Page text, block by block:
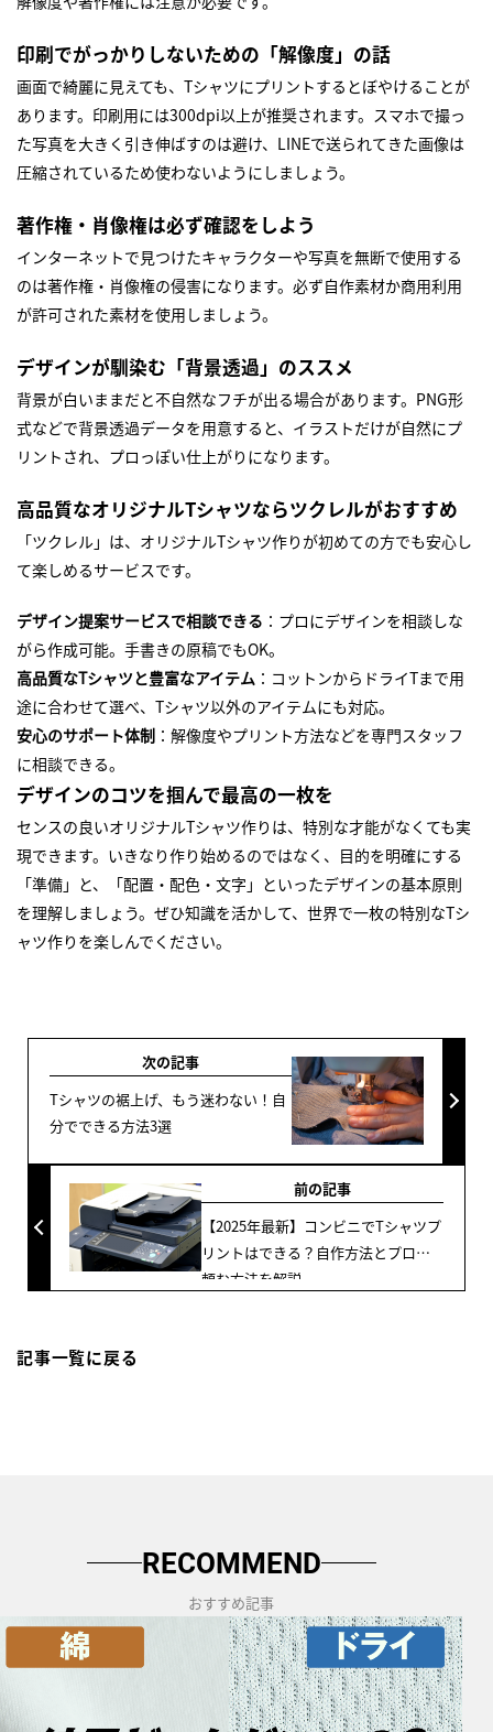
印刷でがっかりしないための「解像度」の話
画面で綺麗に見えても、Tシャツにプリントするとぼやけることが
あります。印刷用には300dpi以上が推奨されます。スマホで撮っ
た写真を大きく引き伸ばすのは避け、LINEで送られてきた画像は
圧縮されているため使わないようにしましょう。
著作権・肖像権は必ず確認をしよう
インターネットで見つけたキャラクターや写真を無断で使用する
のは著作権・肖像権の侵害になります。必ず自作素材か商用利用
が許可された素材を使用しましょう。
デザインが馴染む「背景透過」のススメ
背景が白いままだと不自然なフチが出る場合があります。PNG形
式などで背景透過データを用意すると、イラストだけが自然にプ
リントされ、プロっぽい仕上がりになります。
高品質なオリジナルTシャツならツクレルがおすすめ
「ツクレル」は、オリジナルTシャツ作りが初めての方でも安心し
て楽しめるサービスです。
デザイン提案サービスで相談できる ：プロにデザインを相談しな
がら作成可能。手書きの原稿でもOK。
高品質なTシャツと豊富なアイテム ：コットンからドライTまで用
途に合わせて選べ、Tシャツ以外のアイテムにも対応。
安心のサポート体制 ：解像度やプリント方法などを専門スタッフ
に相談できる。
デザインのコツを掴んで最高の一枚を
センスの良いオリジナルTシャツ作りは、特別な才能がなくても実
現できます。いきなり作り始めるのではなく、目的を明確にする
「準備」と、「配置・配色・文字」といったデザインの基本原則
を理解しましょう。ぜひ知識を活かして、世界で一枚の特別なTシ
ャツ作りを楽しんでください。
前の記事
【2025年最新】コンビニでTシャツプ
リントはできる？自作方法とプロに
頼む方法を解説
次の記事
Tシャツの裾上げ、もう迷わない！自
分でできる方法3選
記事一覧に戻る
RECOMMEND
おすすめ記事